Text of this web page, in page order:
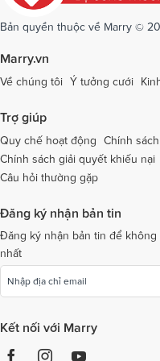
Dịch vụ cưới tại Sóc Trăng
Dịch vụ cưới tại Thái Bình
Dịch vụ cưới tại Thừa Thiên -
Dịch vụ cưới tại An Giang
Dịch vụ cưới tại Tuyên Quang
Dịch vụ cưới tại Bà Rịa - Vũng
Dịch vụ cưới tại Bắc Kạn
Bản quyền thuộc về Marry ©
Marry.vn
Về chúng tôi Ý tưởng cưới
Trợ giúp
Quy chế hoạt động
Chính
Chính sách giải quyết khiếu nại
Câu hỏi thường gặp
Đăng ký nhận bản tin
Đăng ký nhận bản tin để
nhất
Kết nối với Marry